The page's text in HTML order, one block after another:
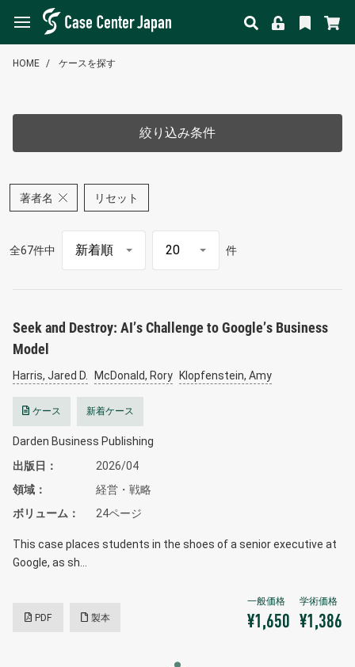
HOME ケースを探す
著者名 リセット
全67件中 件
Seek and Destroy: AI’s Challenge to Google’s Business
Model
Harris, Jared D. McDonald, Rory Klopfenstein, Amy
ケース 新着ケース
Darden Business Publishing
出版日
2026/04
領域
経営・戦略
ボリューム
24ページ
This case places students in the shoes of a senior executive at
Google, as sh…
PDF 製本 ¥1,650 ¥1,386
絞り込み条件